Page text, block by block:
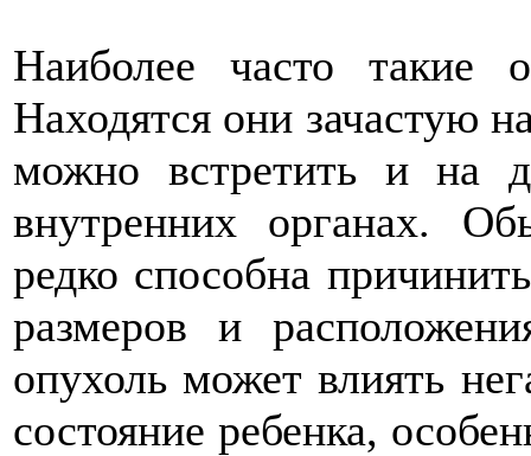
Наиболее часто такие
Находятся они зачастую
можно встретить и на
внутренних органах.
редко способна
размеров и
опухоль может влиять
состояние ребенка,